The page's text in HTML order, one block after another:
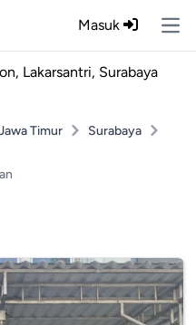
Masuk
Lakarsantri, Surabaya
Timur
Surabaya